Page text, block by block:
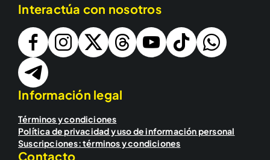
Interactúa con nosotros
Información legal
Términos y condiciones
Política de privacidad y uso de información personal
Suscripciones: términos y condiciones
Contacto